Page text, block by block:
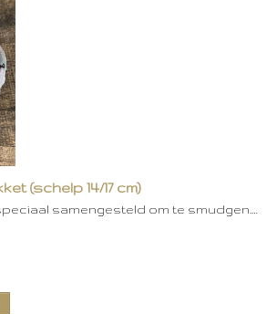
(schelp 14/17 cm)
samengesteld om te smudgen.…